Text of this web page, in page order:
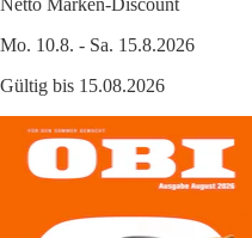
Netto Marken-Discount
Mo. 10.8. - Sa. 15.8.2026
Gültig bis 15.08.2026